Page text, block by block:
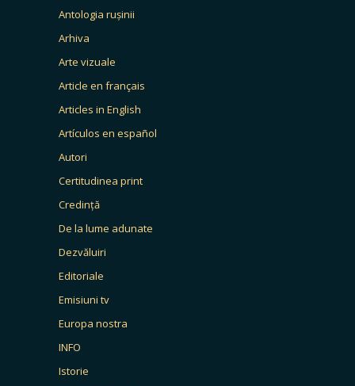
Antologia rușinii
Arhiva
Arte vizuale
Article en français
Articles in English
Artículos en español
Autori
Certitudinea print
Credință
De la lume adunate
Dezvăluiri
Editoriale
Emisiuni tv
Europa nostra
INFO
Istorie